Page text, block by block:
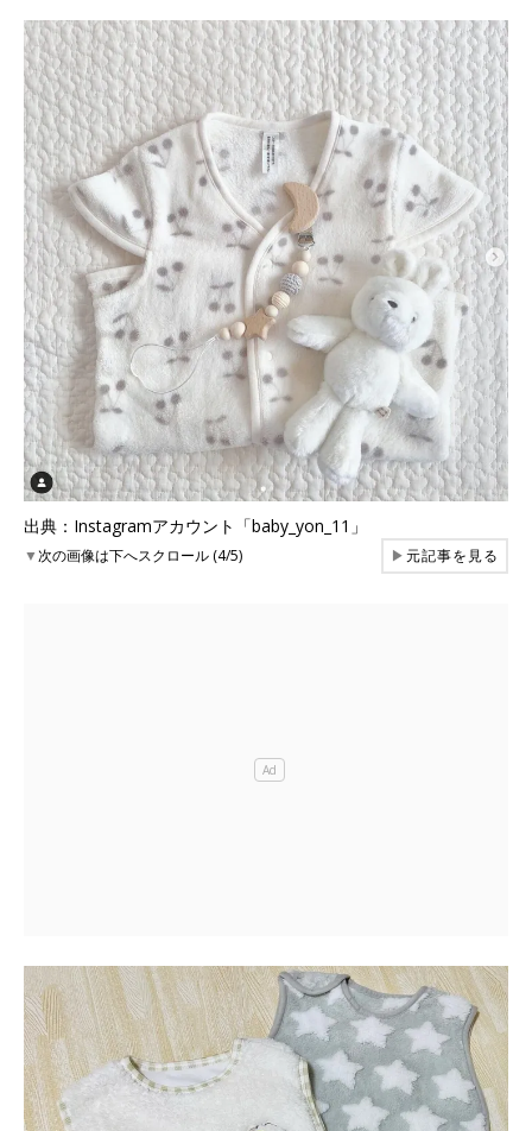
出典：Instagramアカウント「baby_yon_11」
▼次の画像は下へスクロール (4/5) ▶元記事を見る